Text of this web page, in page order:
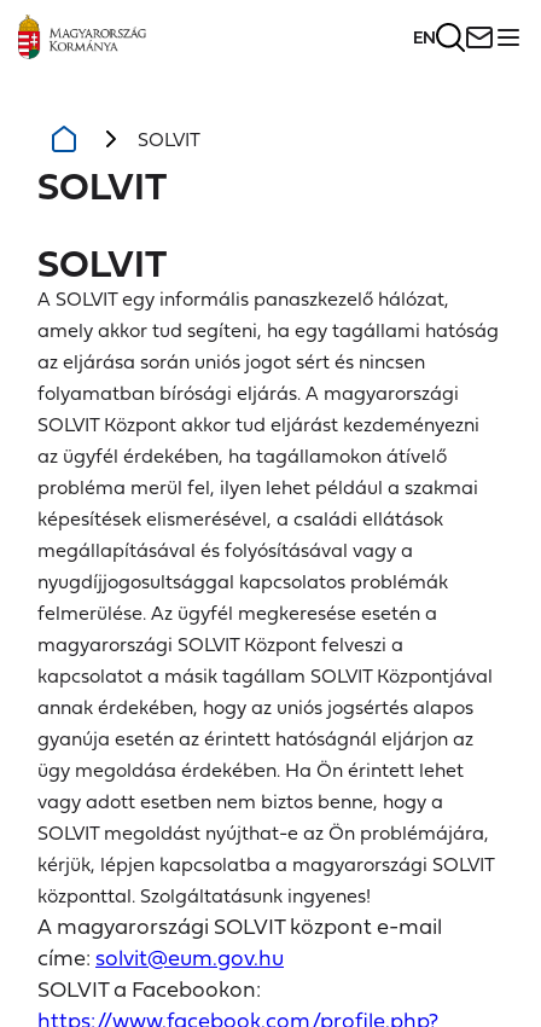
EN
SOLVIT
SOLVIT
SOLVIT
A SOLVIT egy informális panaszkezelő hálózat,
amely akkor tud segíteni, ha egy tagállami hatóság
az eljárása során uniós jogot sért és nincsen
folyamatban bírósági eljárás. A magyarországi
SOLVIT Központ akkor tud eljárást kezdeményezni
az ügyfél érdekében, ha tagállamokon átívelő
probléma merül fel, ilyen lehet például a szakmai
képesítések elismerésével, a családi ellátások
megállapításával és folyósításával vagy a
nyugdíjjogosultsággal kapcsolatos problémák
felmerülése. Az ügyfél megkeresése esetén a
magyarországi SOLVIT Központ felveszi a
kapcsolatot a másik tagállam SOLVIT Központjával
annak érdekében, hogy az uniós jogsértés alapos
gyanúja esetén az érintett hatóságnál eljárjon az
ügy megoldása érdekében. Ha Ön érintett lehet
vagy adott esetben nem biztos benne, hogy a
SOLVIT megoldást nyújthat-e az Ön problémájára,
kérjük, lépjen kapcsolatba a magyarországi SOLVIT
központtal. Szolgáltatásunk ingyenes!
A magyarországi SOLVIT központ e-mail
címe:solvit@eum.gov.hu
SOLVIT a Facebookon:
https://www.facebook.com/profile.php?